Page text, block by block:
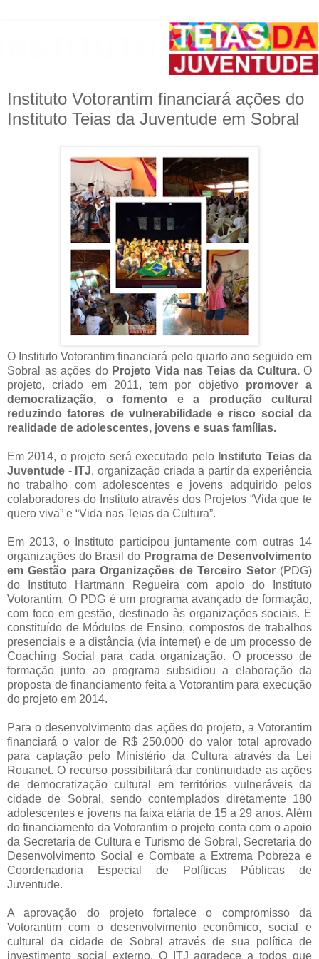
Instituto Votorantim financiará ações do
Instituto Teias da Juventude em Sobral
O Instituto Votorantim financiará pelo quarto ano seguido em
Sobral as ações do Projeto Vida nas Teias da Cultura.O
projeto, criado em 2011, tem por objetivopromover a
democratização, o fomento e a produção cultural
reduzindo fatores de vulnerabilidade e risco social da
realidade de adolescentes, jovens e suas famílias.
Em 2014, o projeto será executado pelo Instituto Teias da
Juventude - ITJ, organização criada a partir da experiência
no trabalho com adolescentes e jovens adquirido pelos
colaboradores do Instituto através dos Projetos “Vida que te
quero viva” e “Vida nas Teias da Cultura”.
Em 2013, o Instituto participou juntamente com outras 14
organizações do Brasil do Programa de Desenvolvimento
em Gestão para Organizações de Terceiro Setor(PDG)
do Instituto Hartmann Regueira com apoio do Instituto
Votorantim. O PDG é um programa avançado de formação,
com foco em gestão, destinado às organizações sociais. É
constituído de Módulos de Ensino, compostos de trabalhos
presenciais e a distância (via internet) e de um processo de
Coaching Social para cada organização. O processo de
formação junto ao programa subsidiou a elaboração da
proposta de financiamento feita a Votorantim para execução
do projeto em 2014.
Para o desenvolvimento das ações do projeto, a Votorantim
financiará o valor de R$ 250.000 do valor total aprovado
para captação pelo Ministério da Cultura através da Lei
Rouanet. O recurso possibilitará dar continuidade as ações
de democratização cultural em territórios vulneráveis da
cidade de Sobral, sendo contemplados diretamente 180
adolescentes e jovens na faixa etária de 15 a 29 anos. Além
do financiamento da Votorantim o projeto conta com o apoio
da Secretaria de Cultura e Turismo de Sobral, Secretaria do
Desenvolvimento Social e Combate a Extrema Pobreza e
Coordenadoria Especial de Políticas Públicas de
Juventude.
A aprovação do projeto fortalece o compromisso da
Votorantim com o desenvolvimento econômico, social e
cultural da cidade de Sobral através de sua política de
investimento social externo. O ITJ agradece a todos que